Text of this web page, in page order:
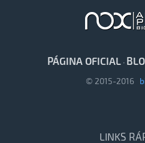
PÁGINA OFICIAL ·
© 2015-2016
LINKS